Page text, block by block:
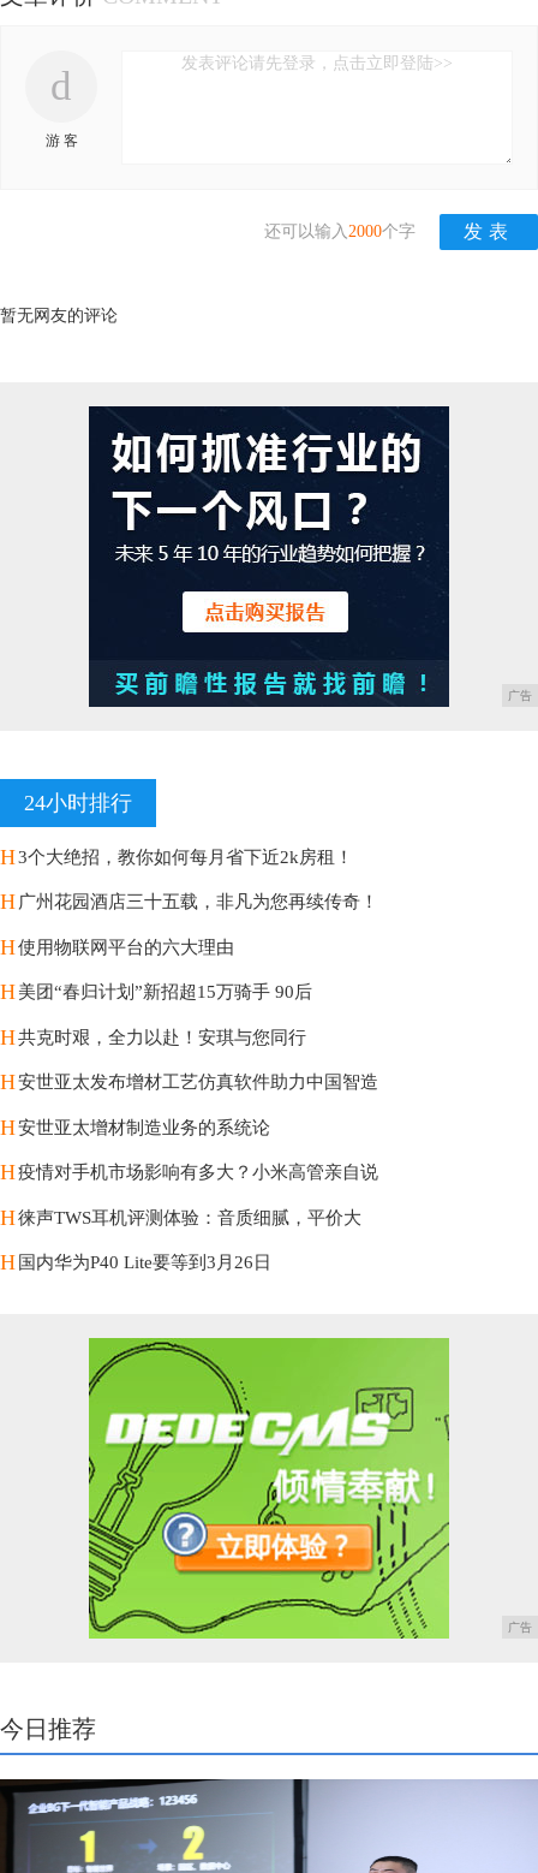
d
游 客
发表评论请先登录，点击立即登陆>>
还可以输入 2000个字
暂无网友的评论
广告
24小时排行
H3个大绝招，教你如何每月省下近2k房租！
H 广州花园酒店三十五载，非凡为您再续传奇！
H使用物联网平台的六大理由
H美团“春归计划”新招超15万骑手 90后
H共克时艰，全力以赴！安琪与您同行
H安世亚太发布增材工艺仿真软件助力中国智造
H安世亚太增材制造业务的系统论
H疫情对手机市场影响有多大？小米高管亲自说
H徕声TWS耳机评测体验：音质细腻，平价大
H 国内华为P40 Lite要等到3月26日
广告
今日推荐